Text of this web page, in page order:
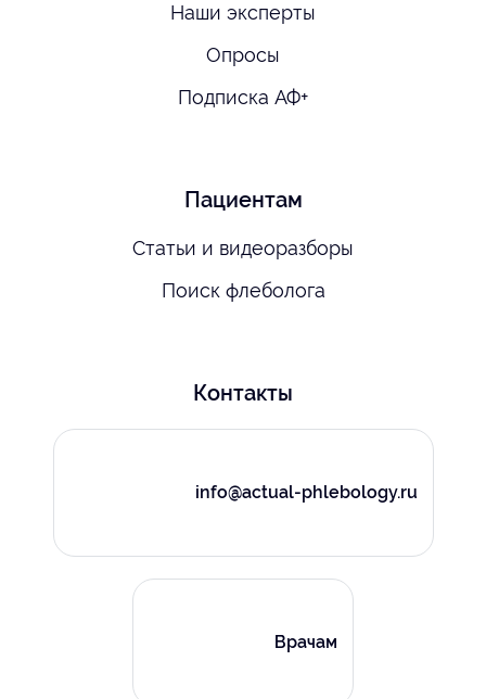
Наши эксперты
Опросы
Подписка АФ+
Пациентам
Статьи и видеоразборы
Поиск флеболога
Контакты
info@actual-phlebology.ru
Врачам